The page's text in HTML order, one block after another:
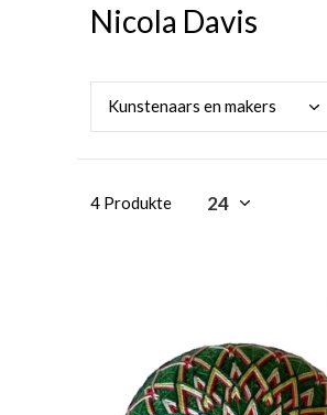
Nicola Davis
Kunstenaars en makers
4 Produkte